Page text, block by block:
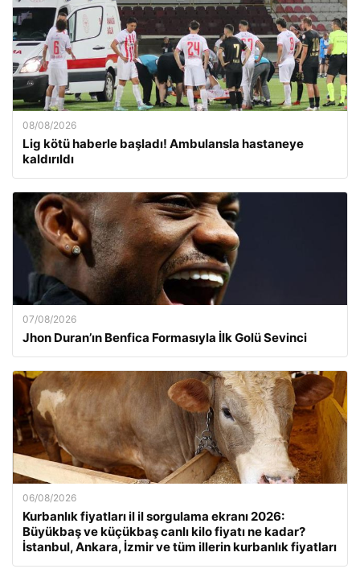
08/08/2026
Lig kötü haberle başladı! Ambulansla hastaneye
kaldırıldı
07/08/2026
Jhon Duran’ın Benfica Formasıyla İlk Golü Sevinci
06/08/2026
Kurbanlık fiyatları il il sorgulama ekranı 2026:
Büyükbaş ve küçükbaş canlı kilo fiyatı ne kadar?
İstanbul, Ankara, İzmir ve tüm illerin kurbanlık fiyatları